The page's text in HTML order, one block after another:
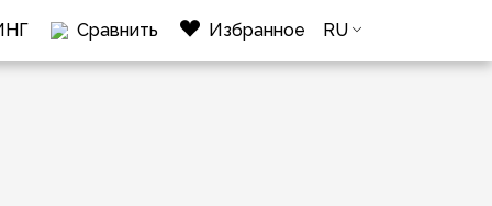
Сравнить Избранное RU